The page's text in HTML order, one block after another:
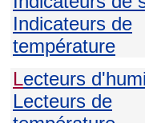
Indicateurs de
température
Lecteurs
Lecteurs de